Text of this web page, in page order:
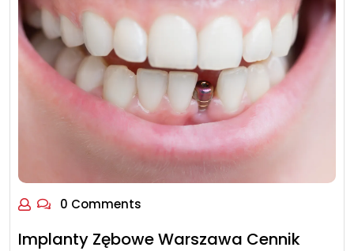
0 Comments
Implanty Zębowe Warszawa Cennik